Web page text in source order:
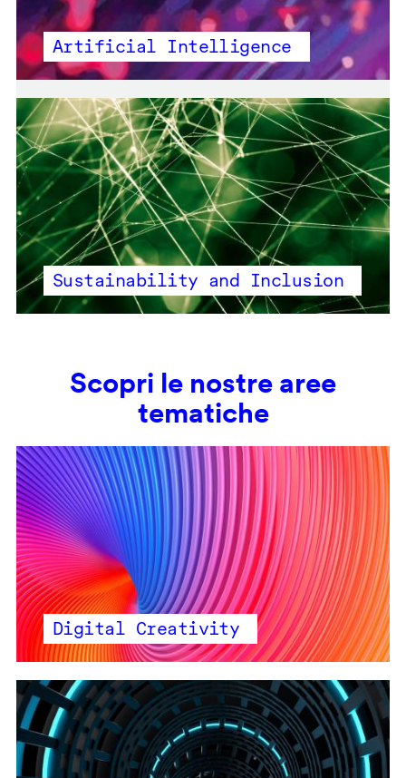
Artificial Intelligence
Sustainability and Inclusion
Scopri le nostre aree
tematiche
Digital Creativity